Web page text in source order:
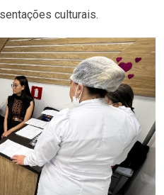
culturais.